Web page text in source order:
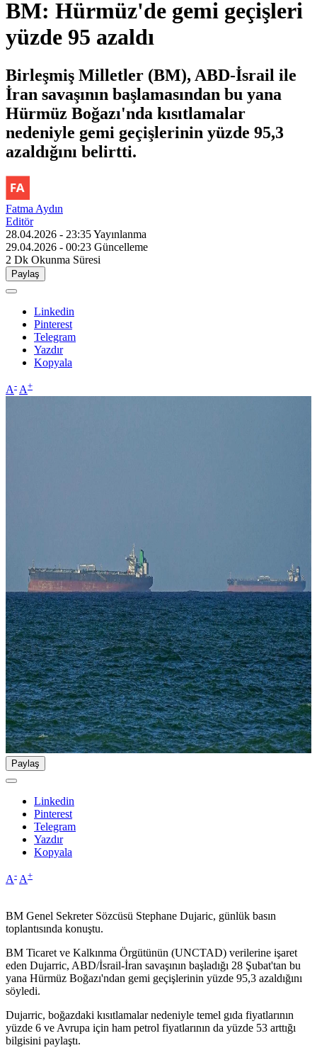
BM: Hürmüz'de gemi geçişleri
yüzde 95 azaldı
Birleşmiş Milletler (BM), ABD-İsrail ile
İran savaşının başlamasından bu yana
Hürmüz Boğazı'nda kısıtlamalar
nedeniyle gemi geçişlerinin yüzde 95,3
azaldığını belirtti.
Fatma Aydın
Editör
28.04.2026 - 23:35Yayınlanma
29.04.2026 - 00:23 Güncelleme
2 Dk Okunma Süresi
Paylaş
Linkedin
Pinterest
Telegram
Yazdır
Kopyala
A- A+
Paylaş
Linkedin
Pinterest
Telegram
Yazdır
Kopyala
A- A+
BM Genel Sekreter Sözcüsü Stephane Dujaric, günlük basın
toplantısında konuştu.
BM Ticaret ve Kalkınma Örgütünün (UNCTAD) verilerine işaret
eden Dujarric, ABD/İsrail-İran savaşının başladığı 28 Şubat'tan bu
yana Hürmüz Boğazı'ndan gemi geçişlerinin yüzde 95,3 azaldığını
söyledi.
Dujarric, boğazdaki kısıtlamalar nedeniyle temel gıda fiyatlarının
yüzde 6 ve Avrupa için ham petrol fiyatlarının da yüzde 53 arttığı
bilgisini paylaştı.